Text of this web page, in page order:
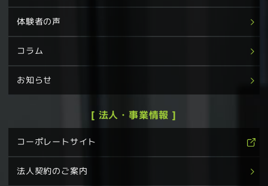
体験者の声
コラム
お知らせ
[ 法人・事業情報 ]
コーポレートサイト
法人契約のご案内